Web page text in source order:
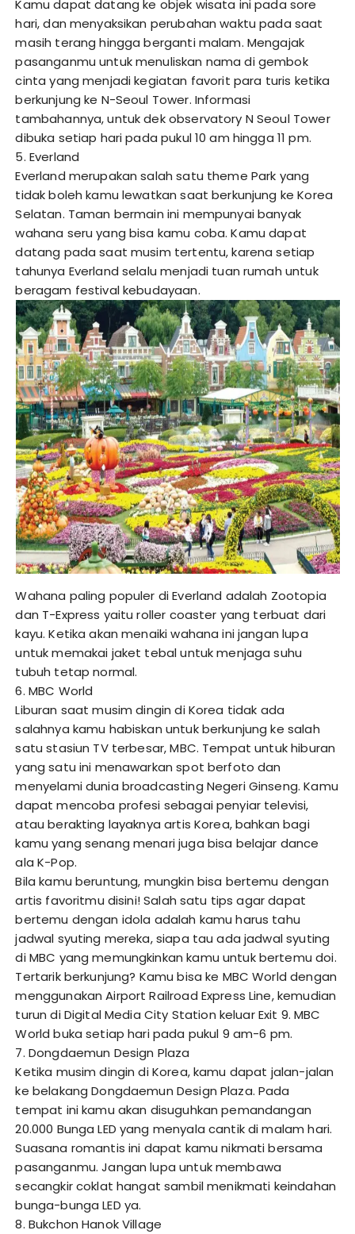
Kamu dapat datang ke objek wisata ini pada sore
hari, dan menyaksikan perubahan waktu pada saat
masih terang hingga berganti malam. Mengajak
pasanganmu untuk menuliskan nama di gembok
cinta yang menjadi kegiatan favorit para turis ketika
berkunjung ke N-Seoul Tower. Informasi
tambahannya, untuk dek observatory N Seoul Tower
dibuka setiap hari pada pukul 10 am hingga 11 pm.
5. Everland
Everland merupakan salah satu theme Park yang
tidak boleh kamu lewatkan saat berkunjung ke Korea
Selatan. Taman bermain ini mempunyai banyak
wahana seru yang bisa kamu coba. Kamu dapat
datang pada saat musim tertentu, karena setiap
tahunya Everland selalu menjadi tuan rumah untuk
beragam festival kebudayaan.
Wahana paling populer di Everland adalah Zootopia
dan T-Express yaitu roller coaster yang terbuat dari
kayu. Ketika akan menaiki wahana ini jangan lupa
untuk memakai jaket tebal untuk menjaga suhu
tubuh tetap normal.
6. MBC World
Liburan saat musim dingin di Korea tidak ada
salahnya kamu habiskan untuk berkunjung ke salah
satu stasiun TV terbesar, MBC. Tempat untuk hiburan
yang satu ini menawarkan spot berfoto dan
menyelami dunia broadcasting Negeri Ginseng. Kamu
dapat mencoba profesi sebagai penyiar televisi,
atau berakting layaknya artis Korea, bahkan bagi
kamu yang senang menari juga bisa belajar dance
ala K-Pop.
Bila kamu beruntung, mungkin bisa bertemu dengan
artis favoritmu disini! Salah satu tips agar dapat
bertemu dengan idola adalah kamu harus tahu
jadwal syuting mereka, siapa tau ada jadwal syuting
di MBC yang memungkinkan kamu untuk bertemu doi.
Tertarik berkunjung? Kamu bisa ke MBC World dengan
menggunakan Airport Railroad Express Line, kemudian
turun di Digital Media City Station keluar Exit 9. MBC
World buka setiap hari pada pukul 9 am-6 pm.
7. Dongdaemun Design Plaza
Ketika musim dingin di Korea, kamu dapat jalan-jalan
ke belakang Dongdaemun Design Plaza. Pada
tempat ini kamu akan disuguhkan pemandangan
20.000 Bunga LED yang menyala cantik di malam hari.
Suasana romantis ini dapat kamu nikmati bersama
pasanganmu. Jangan lupa untuk membawa
secangkir coklat hangat sambil menikmati keindahan
bunga-bunga LED ya.
8. Bukchon Hanok Village